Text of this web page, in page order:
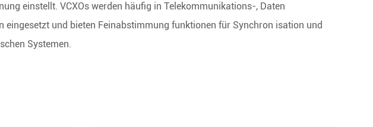
einstellt. VCXOs werden häufig in Telekommunikations-, Daten
und bieten Feinabstimmung funktionen für Synchron isation und
Systemen.